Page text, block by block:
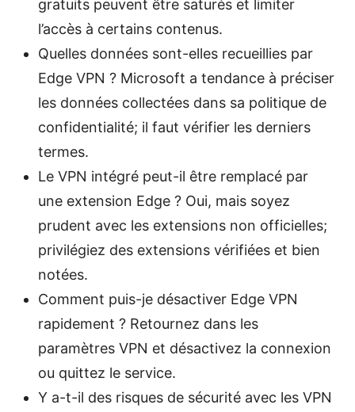
gratuits peuvent être saturés et limiter
l’accès à certains contenus.
Quelles données sont-elles recueillies par
Edge VPN ? Microsoft a tendance à préciser
les données collectées dans sa politique de
confidentialité; il faut vérifier les derniers
termes.
Le VPN intégré peut-il être remplacé par
une extension Edge ? Oui, mais soyez
prudent avec les extensions non officielles;
privilégiez des extensions vérifiées et bien
notées.
Comment puis-je désactiver Edge VPN
rapidement ? Retournez dans les
paramètres VPN et désactivez la connexion
ou quittez le service.
Y a-t-il des risques de sécurité avec les VPN